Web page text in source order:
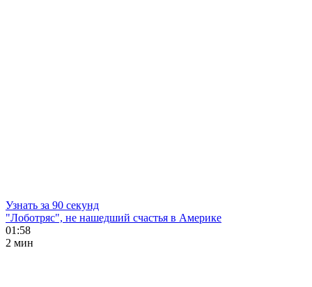
Узнать за 90 секунд
"Лоботряс", не нашедший счастья в Америке
01:58
2 мин